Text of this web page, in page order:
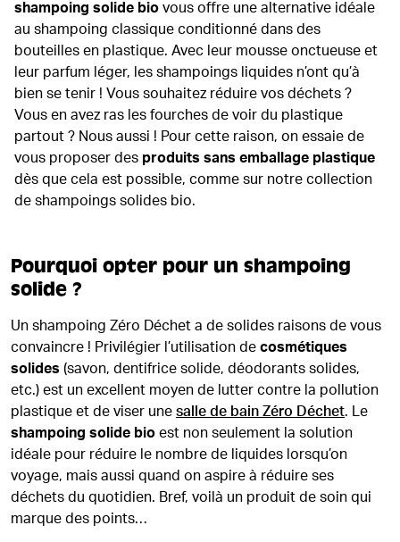
shampoing solide bio vous offre une alternative idéale
au shampoing classique conditionné dans des
bouteilles en plastique. Avec leur mousse onctueuse et
leur parfum léger, les shampoings liquides n’ont qu’à
bien se tenir ! Vous souhaitez réduire vos déchets ?
Vous en avez ras les fourches de voir du plastique
partout ? Nous aussi ! Pour cette raison, on essaie de
vous proposer des produits sans emballage plastique
dès que cela est possible, comme sur notre collection
de shampoings solides bio.
Pourquoi opter pour un shampoing
solide ?
Un shampoing Zéro Déchet a de solides raisons de vous
convaincre ! Privilégier l’utilisation de cosmétiques
solides (savon, dentifrice solide, déodorants solides,
etc.) est un excellent moyen de lutter contre la pollution
plastique et de viser une salle de bain Zéro Déchet. Le
shampoing solide bio est non seulement la solution
idéale pour réduire le nombre de liquides lorsqu’on
voyage, mais aussi quand on aspire à réduire ses
déchets du quotidien. Bref, voilà un produit de soin qui
marque des points…